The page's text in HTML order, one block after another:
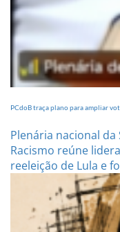
PCdoB traça plano para ampliar
Plenária nacional
Racismo reúne
reeleição de Lula e